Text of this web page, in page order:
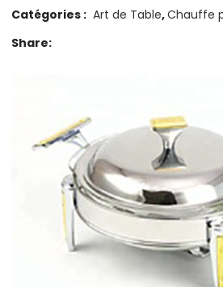
Catégories : Art de Table,Chauffe
Share: